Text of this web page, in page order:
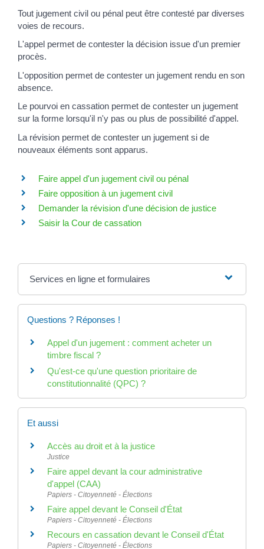
Tout jugement civil ou pénal peut être contesté par diverses
voies de recours.
L'appel permet de contester la décision issue d'un premier
procès.
L'opposition permet de contester un jugement rendu en son
absence.
Le pourvoi en cassation permet de contester un jugement
sur la forme lorsqu'il n'y pas ou plus de possibilité d'appel.
La révision permet de contester un jugement si de
nouveaux éléments sont apparus.
Faire appel d'un jugement civil ou pénal
Faire opposition à un jugement civil
Demander la révision d'une décision de justice
Saisir la Cour de cassation
Services en ligne et formulaires
Questions ? Réponses !
Appel d'un jugement : comment acheter un
timbre fiscal ?
Qu'est-ce qu'une question prioritaire de
constitutionnalité (QPC) ?
Et aussi
Accès au droit et à la justice
Justice
Faire appel devant la cour administrative
d'appel (CAA)
Papiers - Citoyenneté - Élections
Faire appel devant le Conseil d'État
Papiers - Citoyenneté - Élections
Recours en cassation devant le Conseil d'État
Papiers - Citoyenneté - Élections